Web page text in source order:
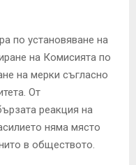
по установяване на
на Комисията по
на мерки съгласно
От
реакция на
няма място
в обществото.